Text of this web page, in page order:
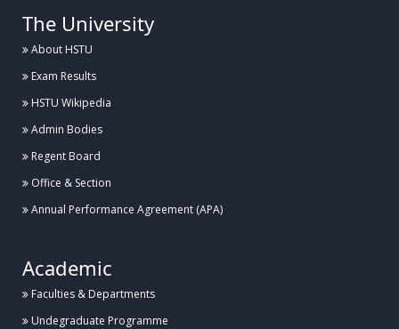
The University
About HSTU
Exam Results
HSTU Wikipedia
Admin Bodies
Regent Board
Office & Section
Annual Performance Agreement (APA)
Academic
Faculties & Departments
Undegraduate Programme